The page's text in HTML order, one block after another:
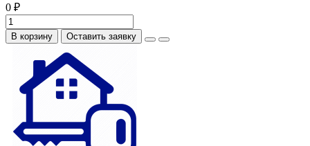
0 ₽
В корзину Оставить заявку